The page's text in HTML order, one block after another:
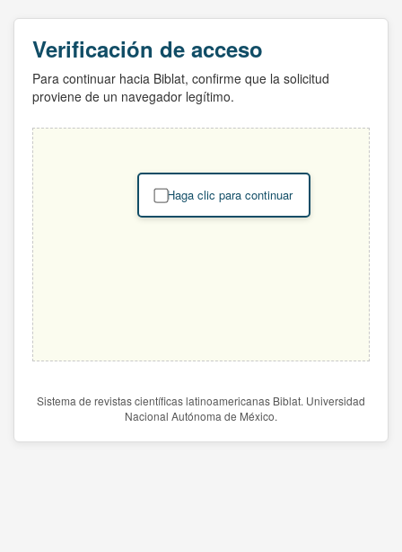
Verificación de acceso
Para continuar hacia Biblat, confirme que la solicitud
proviene de un navegador legítimo.
Haga clic para continuar
Sistema de revistas científicas latinoamericanas Biblat. Universidad
Nacional Autónoma de México.